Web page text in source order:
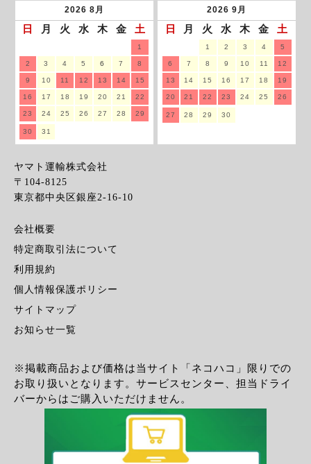
2026 8月
日 月 火 水 木 金 土
1
2 3 4 5 6 7 8
9 10 11 12 13 14 15
16 17 18 19 20 21 22
23 24 25 26 27 28 29
30 31
2026 9月
日 月 火 水 木 金 土
1 2 3 4 5
6 7 8 9 10 11 12
13 14 15 16 17 18 19
20 21 22 23 24 25 26
27 28 29 30
ヤマト運輸株式会社
〒104-8125
東京都中央区銀座2-16-10
会社概要
特定商取引法について
利用規約
個人情報保護ポリシー
サイトマップ
お知らせ一覧
※掲載商品および価格は当サイト「ネコハコ」限りでの
お取り扱いとなります。サービスセンター、担当ドライ
バーからはご購入いただけません。